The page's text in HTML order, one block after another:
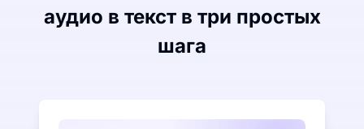
аудио в текст в три простых
шага